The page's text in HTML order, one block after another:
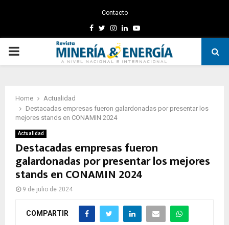
Contacto
Facebook
TwitterInstagram
LinkedinYoutube
PRIMARY
Home
Actualidad
Destacadas empresas fueron galardonadas por presentar los
mejores stands en CONAMIN 2024
Actualidad
Destacadas empresas fueron
galardonadas por presentar los mejores
stands en CONAMIN 2024
9 de julio de 2024
COMPARTIR